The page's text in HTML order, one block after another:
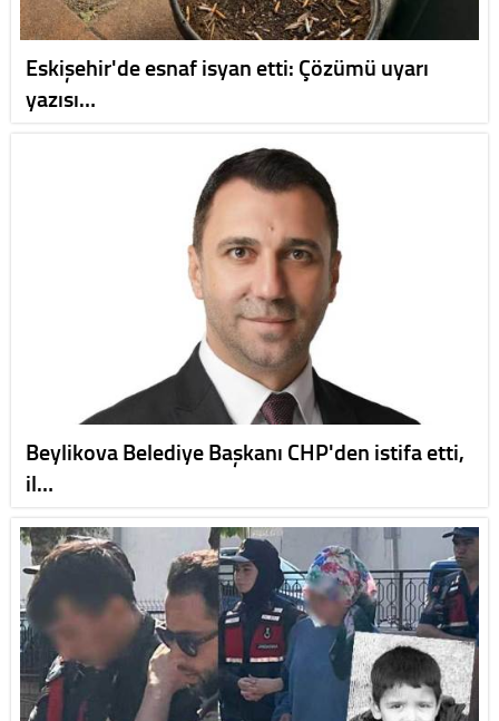
Eskişehir'de esnaf isyan etti: Çözümü uyarı
yazısı…
Beylikova Belediye Başkanı CHP'den istifa etti,
il…